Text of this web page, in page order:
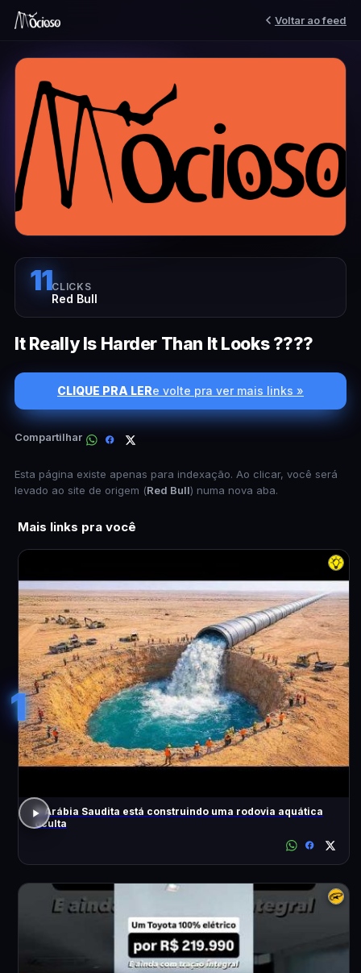
Voltar ao feed
11CLICKS
Red Bull
It Really Is Harder Than It Looks ????
CLIQUE PRA LERe volte pra ver mais links »
Compartilhar
Esta página existe apenas para indexação. Ao clicar, você será
levado ao site de origem (Red Bull) numa nova aba.
Mais links pra você
1
A Arábia Saudita está construindo uma rodovia aquática
oculta